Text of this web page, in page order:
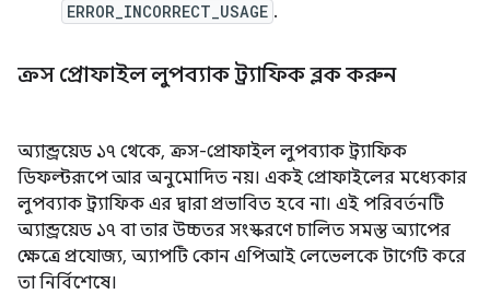
ERROR_INCORRECT_USAGE .
ক্রস প্রোফাইল লুপব্যাক ট্র্যাফিক ব্লক করুন
অ্যান্ড্রয়েড ১৭ থেকে, ক্রস-প্রোফাইল লুপব্যাক ট্র্যাফিক
ডিফল্টরূপে আর অনুমোদিত নয়। একই প্রোফাইলের মধ্যেকার
লুপব্যাক ট্র্যাফিক এর দ্বারা প্রভাবিত হবে না। এই পরিবর্তনটি
অ্যান্ড্রয়েড ১৭ বা তার উচ্চতর সংস্করণে চালিত সমস্ত অ্যাপের
ক্ষেত্রে প্রযোজ্য, অ্যাপটি কোন এপিআই লেভেলকে টার্গেট করে
তা নির্বিশেষে।